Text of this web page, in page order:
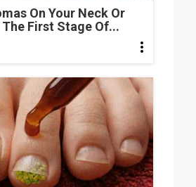
On Your Neck Or
First Stage Of...